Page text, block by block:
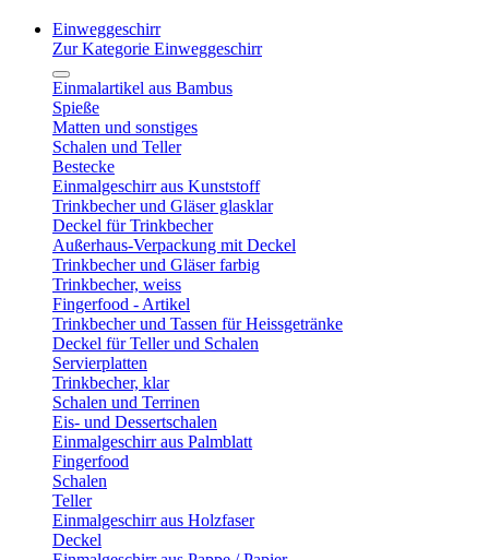
Einweggeschirr
Zur Kategorie Einweggeschirr
Einmalartikel aus Bambus
Spieße
Matten und sonstiges
Schalen und Teller
Bestecke
Einmalgeschirr aus Kunststoff
Trinkbecher und Gläser glasklar
Deckel für Trinkbecher
Außerhaus-Verpackung mit Deckel
Trinkbecher und Gläser farbig
Trinkbecher, weiss
Fingerfood - Artikel
Trinkbecher und Tassen für Heissgetränke
Deckel für Teller und Schalen
Servierplatten
Trinkbecher, klar
Schalen und Terrinen
Eis- und Dessertschalen
Einmalgeschirr aus Palmblatt
Fingerfood
Schalen
Teller
Einmalgeschirr aus Holzfaser
Deckel